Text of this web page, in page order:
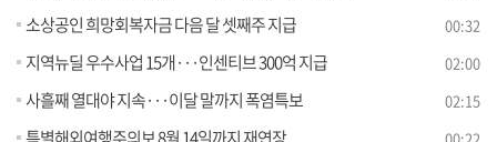
소상공인 희망회복자금 다음 달 셋째주 지급 00:32
지역뉴딜 우수사업 15개···인센티브 300억 지급 02:00
사흘째 열대야 지속···이달 말까지 폭염특보 02:15